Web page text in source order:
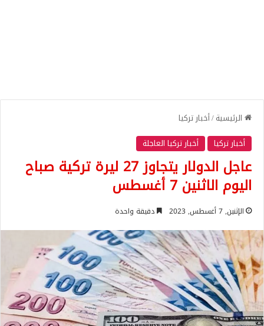
الرئيسية/أخبار تركيا
أخبار تركيا
أخبار تركيا العاجلة
عاجل الدولار يتجاوز 27 ليرة تركية صباح
اليوم الاثنين 7 أغسطس
الإثنين, 7 أغسطس, 2023 دقيقة واحدة